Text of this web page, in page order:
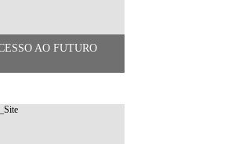
AO FUTURO